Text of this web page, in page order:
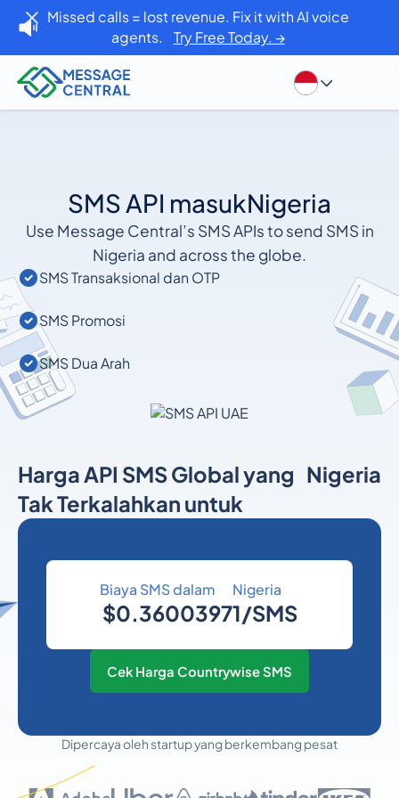
Missed calls = lost revenue. Fix it with AI voice
agents. Try Free Today. →
SMS API masukNigeria
Use Message Central’s SMS APIs to send SMS in
Nigeria and across the globe.
SMS Transaksional dan OTP
SMS Promosi
SMS Dua Arah
Harga API SMS Global yang
Tak Terkalahkan untuk
Nigeria
Biaya SMS dalam Nigeria
$0.36003971/SMS
Cek Harga Countrywise SMS
Dipercaya oleh startup yang berkembang pesat